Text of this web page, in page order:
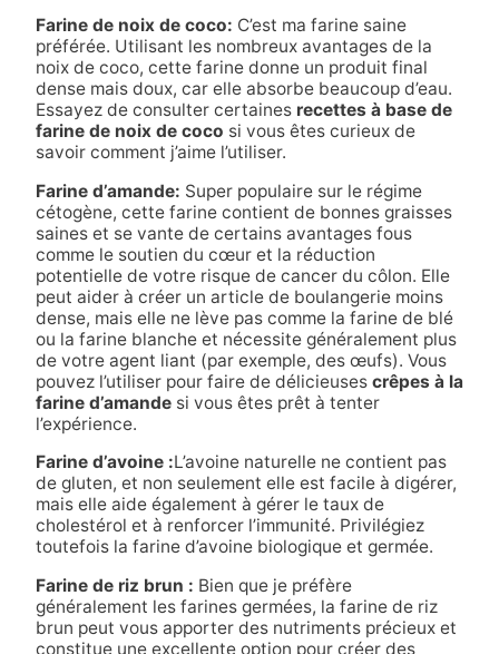
Farine de noix de coco: C’est ma farine saine
préférée. Utilisant les nombreux avantages de la
noix de coco, cette farine donne un produit final
dense mais doux, car elle absorbe beaucoup d’eau.
Essayez de consulter certaines recettes à base de
farine de noix de coco si vous êtes curieux de
savoir comment j’aime l’utiliser.
Farine d’amande: Super populaire sur le régime
cétogène, cette farine contient de bonnes graisses
saines et se vante de certains avantages fous
comme le soutien du cœur et la réduction
potentielle de votre risque de cancer du côlon. Elle
peut aider à créer un article de boulangerie moins
dense, mais elle ne lève pas comme la farine de blé
ou la farine blanche et nécessite généralement plus
de votre agent liant (par exemple, des œufs). Vous
pouvez l’utiliser pour faire de délicieuses crêpes à la
farine d’amandesi vous êtes prêt à tenter
l’expérience.
Farine d’avoine :L’avoinenaturelle ne contient pas
de gluten, et non seulement elle est facile à digérer,
mais elle aide également à gérer le taux de
cholestérol et à renforcer l’immunité. Privilégiez
toutefois la farine d’avoine biologique et germée.
Farine de riz brun : Bien que je préfère
généralement les farines germées, la farine de riz
brun peut vous apporter des nutriments précieux et
constitue une excellente option pour créer des